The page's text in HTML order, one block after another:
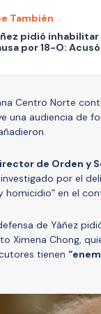
También
pidió
por 18-O:
Centro Norte
una audiencia de
de Orden y
por el
homicidio” en el
de Yáñez
Ximena Chong,
tienen